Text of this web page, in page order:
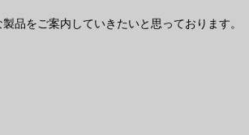
品をご案内していきたいと思っております。